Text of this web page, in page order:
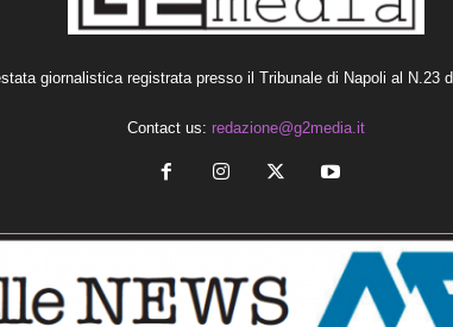
giornalistica registrata presso il Tribunale di Napoli al N.23
Contact us: redazione@g2media.it